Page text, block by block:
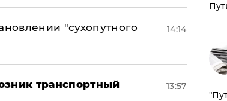
"сухопутного
14:14
транспортный
13:57